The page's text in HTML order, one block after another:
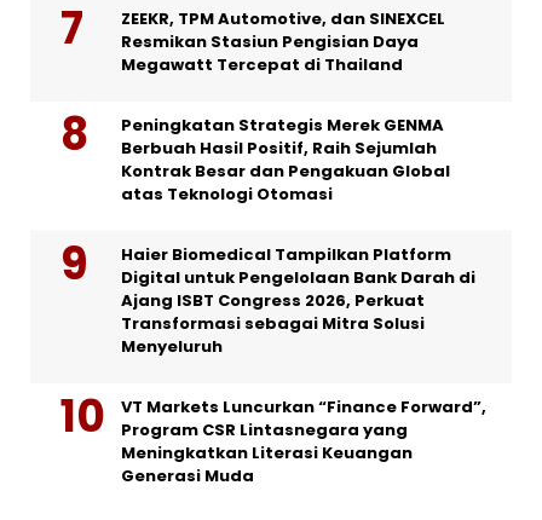
ZEEKR, TPM Automotive, dan SINEXCEL
Resmikan Stasiun Pengisian Daya
Megawatt Tercepat di Thailand
Peningkatan Strategis Merek GENMA
Berbuah Hasil Positif, Raih Sejumlah
Kontrak Besar dan Pengakuan Global
atas Teknologi Otomasi
Haier Biomedical Tampilkan Platform
Digital untuk Pengelolaan Bank Darah di
Ajang ISBT Congress 2026, Perkuat
Transformasi sebagai Mitra Solusi
Menyeluruh
VT Markets Luncurkan “Finance Forward”,
Program CSR Lintasnegara yang
Meningkatkan Literasi Keuangan
Generasi Muda